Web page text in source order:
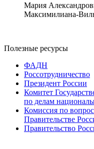
Мария
Максимилиана-
Полезные ресурсы
ФАДН
Россотрудничество
Президент России
Комитет
по делам
Комиссия по
Правительстве
Правительство